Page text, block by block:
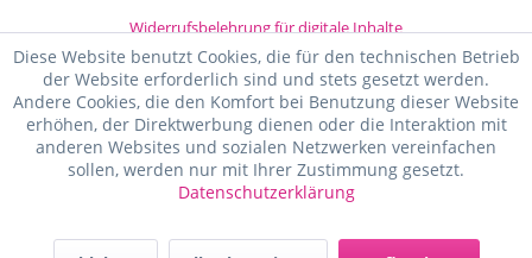
Widerrufsbelehrung für digitale Inhalte
Diese Website benutzt Cookies, die für den technischen Betrieb
der Website erforderlich sind und stets gesetzt werden.
Andere Cookies, die den Komfort bei Benutzung dieser Website
erhöhen, der Direktwerbung dienen oder die Interaktion mit
anderen Websites und sozialen Netzwerken vereinfachen
sollen, werden nur mit Ihrer Zustimmung gesetzt.
Datenschutzerklärung